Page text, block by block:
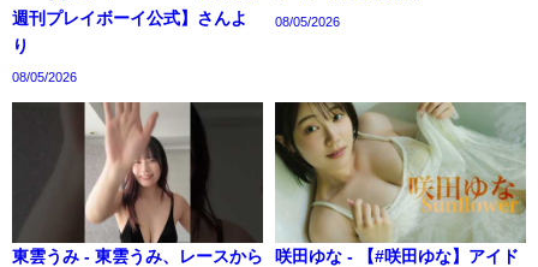
週刊プレイボーイ公式】さんよ
り
08/05/2026
08/05/2026
東雲うみ - 東雲うみ、レースから
咲田ゆな - 【#咲田ゆな】アイド